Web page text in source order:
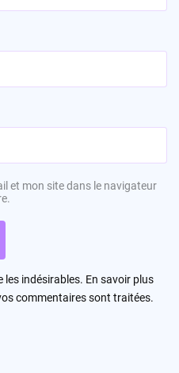
et mon site dans le navigateur
les indésirables. En savoir plus
commentaires sont traitées.